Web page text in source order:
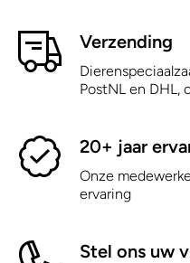
Verzending
PostNL en DHL,
20+ jaar
Onze
ervaring
Stel ons uw